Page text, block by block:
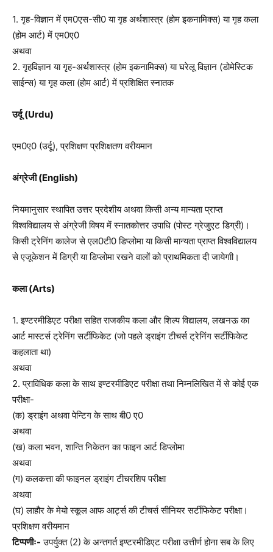
1. गृह-विज्ञान में एम0एस-सी0 या गृह अर्थशास्त्र (होम इकनामिक्स) या गृह कला
(होम आर्ट) में एम0ए0
अथवा
2. गृहविज्ञान या गृह-अर्थशास्त्र (होम इकनामिक्स) या घरेलू विज्ञान (डोमेस्टिक
साईन्स) या गृह कला (होम आर्ट) में प्रशिक्षित स्नातक
उर्दू (Urdu)
एम0ए0 (उर्दू), प्रशिक्षण प्रशिक्षतण वरीयमान
अंग्रेजी (English)
नियमानुसार स्थापित उत्तर प्रदेशीय अथवा किसी अन्य मान्यता प्राप्त
विश्वविद्यालय से अंग्रेजी विषय में स्नातकोत्तर उपाधि (पोस्ट ग्रेजुएट डिग्री)।
किसी ट्रेनिंग कालेज से एल0टी0 डिप्लोमा या किसी मान्यता प्राप्त विश्वविद्यालय
से एजूकेशन में डिग्री या डिप्लोमा रखने वालों को प्राथमिकता दी जायेगाी।
कला (Arts)
1. इण्टरमीडिएट परीक्षा सहित राजकीय कला और शिल्प विद्यालय, लखनऊ का
आर्ट मास्टर्स ट्रेनिंग सर्टीफिकेट (जो पहले ड्राइंग टीचर्स ट्रेनिंग सर्टीफिकेट
कहलाता था)
अथवा
2. प्राविधिक कला के साथ इण्टरमीडिएट परीक्षा तथा निम्नलिखित में से कोई एक
परीक्षा-
(क) ड्राइंग अथवा पेन्टिग के साथ बी0 ए0
अथवा
(ख) कला भवन, शान्ति निकेतन का फाइन आर्ट डिप्लोमा
अथवा
(ग) कलकत्ता की फाइनल ड्राइंग टीचरशिप परीक्षा
अथवा
(घ) लाहौर के मेयो स्कूल आफ आर्ट्स की टीचर्स सीनियर सर्टीफिकेट परीक्षा।
प्रशिक्षण वरीयमान
टिप्पणीः- उपर्युक्त (2) के अन्तगर्त इण्टरमीडिएट परीक्षा उत्तीर्ण होना सब के लिए